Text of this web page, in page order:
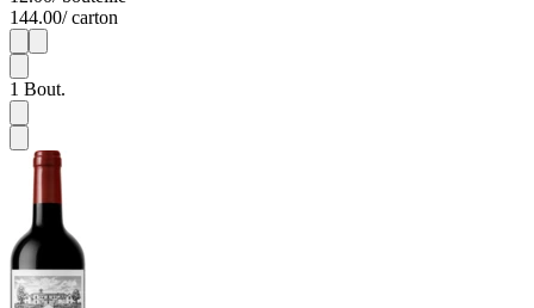
144.00/ carton
1
1 Bout.